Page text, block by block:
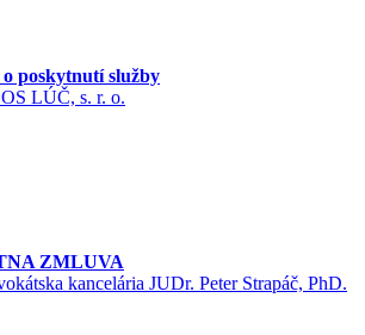
poskytnutí služby
LÚČ, s. r. o.
ZMLUVA
kancelária JUDr. Peter Strapáč, PhD.